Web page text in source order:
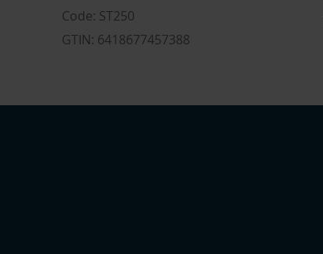
Code: ST250
GTIN: 6418677457388